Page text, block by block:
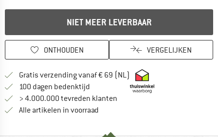
NIET MEER LEVERBAAR
ONTHOUDEN VERGELIJKEN
Gratis verzending vanaf € 69 (NL) Vind hier de
100 dagen bedenktijd Vind de betalingsinformatie hier!
> 4.000.000 tevreden klanten
Alle artikelen in voorraad